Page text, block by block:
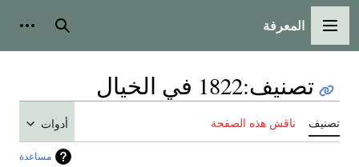
القائمة الرئيسية
المعرفة بحث
تصنيف:1822 في الخيال
تصنيف ناقش هذه الصفحة أدوات
مساعدة